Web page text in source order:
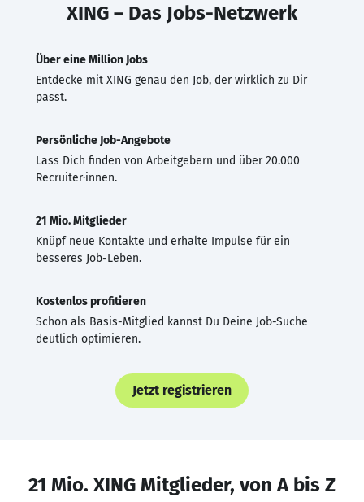
XING – Das Jobs-Netzwerk
Über eine Million Jobs
Entdecke mit XING genau den Job, der wirklich zu Dir
passt.
Persönliche Job-Angebote
Lass Dich finden von Arbeitgebern und über 20.000
Recruiter·innen.
21 Mio. Mitglieder
Knüpf neue Kontakte und erhalte Impulse für ein
besseres Job-Leben.
Kostenlos profitieren
Schon als Basis-Mitglied kannst Du Deine Job-Suche
deutlich optimieren.
Jetzt registrieren
21 Mio. XING Mitglieder, von A bis Z